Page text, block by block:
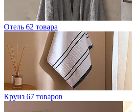
Отель 62 товара
Круиз 67 товаров